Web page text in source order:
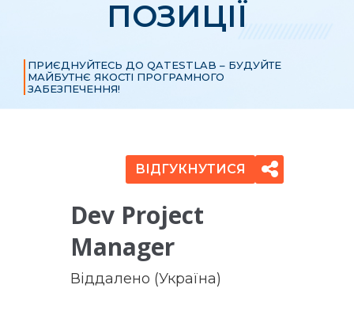
ПОЗИЦІЇ
ПРИЄДНУЙТЕСЬ ДО QATESTLAB – БУДУЙТЕ
МАЙБУТНЄ ЯКОСТІ ПРОГРАМНОГО
ЗАБЕЗПЕЧЕННЯ!
Dev Project
Manager
Віддалено (Україна)
ВІДГУКНУТИСЯ